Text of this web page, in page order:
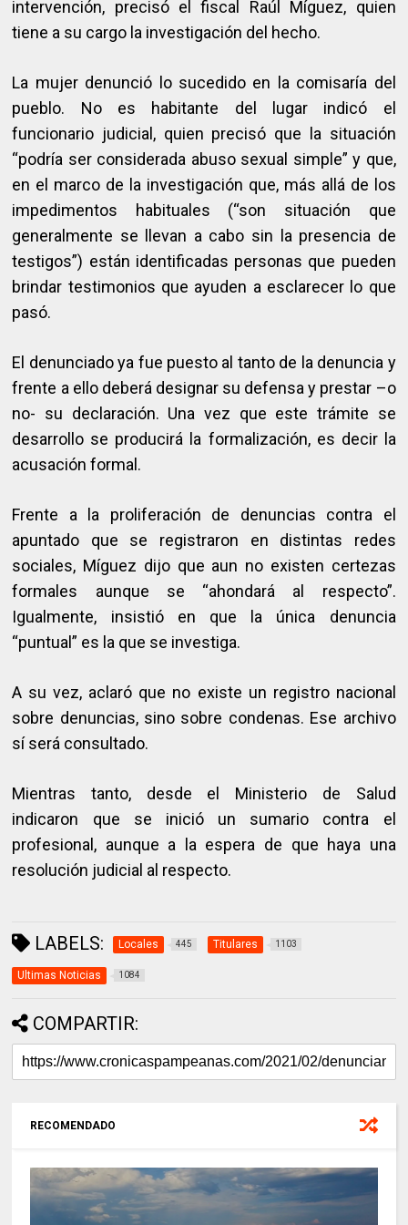
intervención, precisó el fiscal Raúl Míguez, quien
tiene a su cargo la investigación del hecho.
La mujer denunció lo sucedido en la comisaría del
pueblo. No es habitante del lugar indicó el
funcionario judicial, quien precisó que la situación
“podría ser considerada abuso sexual simple” y que,
en el marco de la investigación que, más allá de los
impedimentos habituales (“son situación que
generalmente se llevan a cabo sin la presencia de
testigos”) están identificadas personas que pueden
brindar testimonios que ayuden a esclarecer lo que
pasó.
El denunciado ya fue puesto al tanto de la denuncia y
frente a ello deberá designar su defensa y prestar –o
no- su declaración. Una vez que este trámite se
desarrollo se producirá la formalización, es decir la
acusación formal.
Frente a la proliferación de denuncias contra el
apuntado que se registraron en distintas redes
sociales, Míguez dijo que aun no existen certezas
formales aunque se “ahondará al respecto”.
Igualmente, insistió en que la única denuncia
“puntual” es la que se investiga.
A su vez, aclaró que no existe un registro nacional
sobre denuncias, sino sobre condenas. Ese archivo
sí será consultado.
Mientras tanto, desde el Ministerio de Salud
indicaron que se inició un sumario contra el
profesional, aunque a la espera de que haya una
resolución judicial al respecto.
LABELS: Locales 445 Titulares 1103
Ultimas Noticias 1084
COMPARTIR:
RECOMENDADO